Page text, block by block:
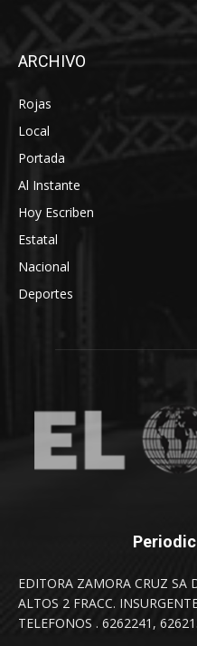
ARCHIVO
Rojas
Local
Portada
Al Instante
Hoy Escriben
Estatal
Nacional
Deportes
EDITORA ZAMORA CRUZ SA
ALTOS 2 FRACC.
TELEFONOS . 6262241,